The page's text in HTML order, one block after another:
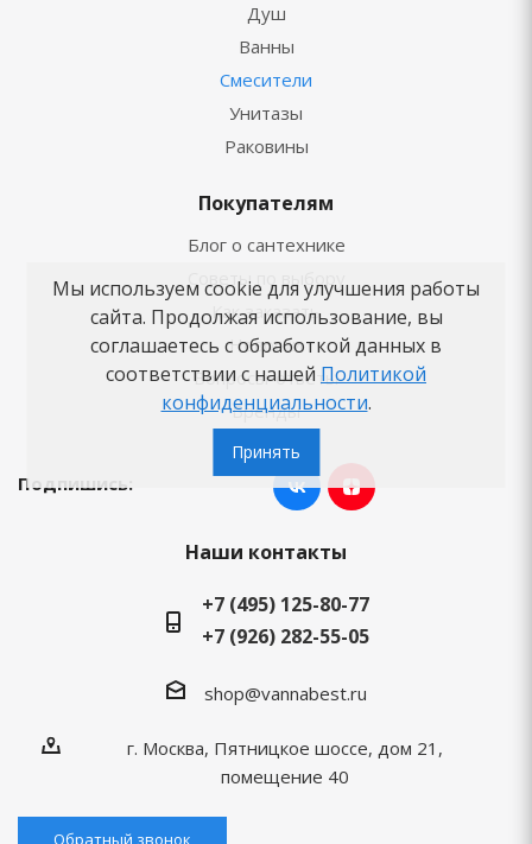
Душ
Ванны
Смесители
Унитазы
Раковины
Покупателям
Блог о сантехнике
Советы по выбору
Как заказать
Новости
Вопросы-ответы
Бренды
Подпишись:
Наши контакты
+7 (495) 125-80-77
+7 (926) 282-55-05
shop@vannabest.ru
г. Москва, Пятницкое шоссе, дом 21,
помещение 40
Обратный звонок
Мы используем cookie для улучшения работы
сайта. Продолжая использование, вы
соглашаетесь с обработкой данных в
соответствии с нашей Политикой
конфиденциальности.
Принять